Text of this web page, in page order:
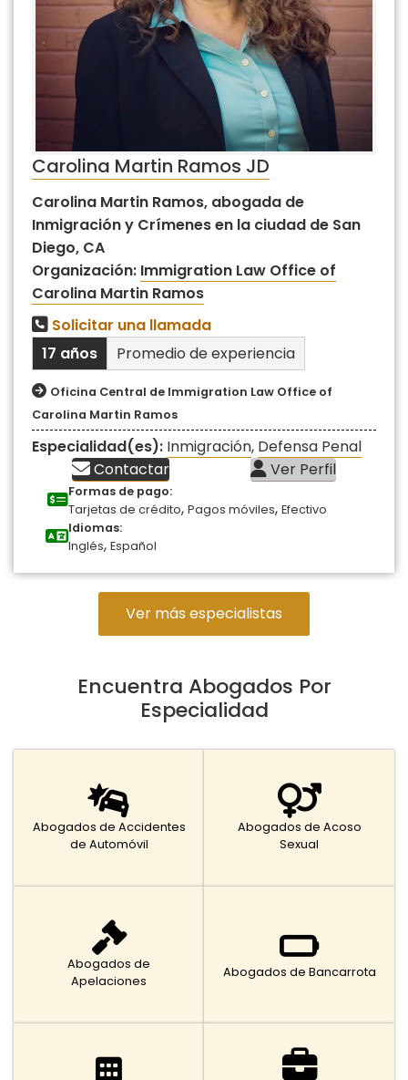
Carolina Martin Ramos JD
Carolina Martin Ramos, abogada de
Inmigración y Crímenes en la ciudad de San
Diego, CA
Organización: Immigration Law Office of
Carolina Martin Ramos
Solicitar una llamada
17 años
Promedio de experiencia
Oficina Central de Immigration Law Office of
Carolina Martin Ramos
Especialidad(es): Inmigración, Defensa Penal
Contactar
Ver Perfil
Formas de pago:
Tarjetas de crédito, Pagos móviles, Efectivo
Idiomas:
Inglés, Español
Ver más especialistas
Encuentra Abogados Por
Especialidad
Abogados de Accidentes
de Automóvil
Abogados de Acoso
Sexual
Abogados de
Apelaciones
Abogados de Bancarrota